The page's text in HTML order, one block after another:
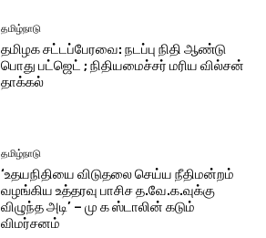
தமிழ்நாடு
தமிழக சட்டப்பேரவை: நடப்பு நிதி ஆண்​டு
பொது பட்ஜெட் ; நிதியமைச்சர் மரிய வில்சன்
தாக்​கல்
தமிழ்நாடு
‘உதயநிதியை விடுதலை செய்ய நீதிமன்றம்
வழங்கிய உத்தரவு பாசிச த.வே.க.வுக்கு
விழுந்த அடி’ – மு க ஸ்டாலின் கடும்
விமர்சனம்